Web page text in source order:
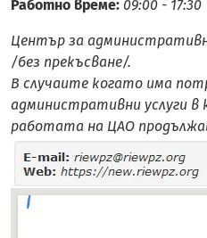
Работно време: 09:00 - 17:30
Център за
/без прекъсване/.
В случаите когато има
административни услуги
работата на ЦАО